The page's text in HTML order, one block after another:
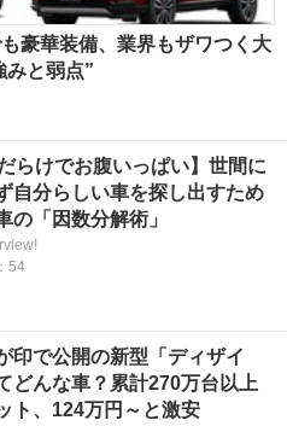
豪華装備、業界もザワつく大
みと弱点”
らけでお腹いっぱい】世間に
自分らしい車を探し出すため
の「因数分解術」
54
印で公開の新型「ディザイ
どんな車？累計270万台以上
ト、124万円～と激安